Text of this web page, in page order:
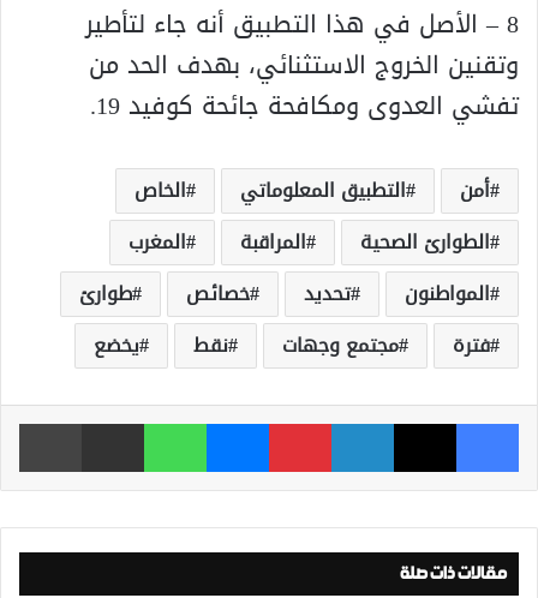
8 – الأصل في هذا التطبيق أنه جاء لتأطير
وتقنين الخروج الاستثنائي، بهدف الحد من
تفشي العدوى ومكافحة جائحة كوفيد 19.
أمن التطبيق المعلوماتي
الخاص
الطوارئ الصحية
المراقبة
المغرب
المواطنون
تحديد خصائص
طوارئ
فترة
مجتمع وجهات نقط يخضع
فيسبوك ‫X لينكدإن بينتيريست ماسنجر واتساب مشاركة عبر البريد
مقالات ذات صلة